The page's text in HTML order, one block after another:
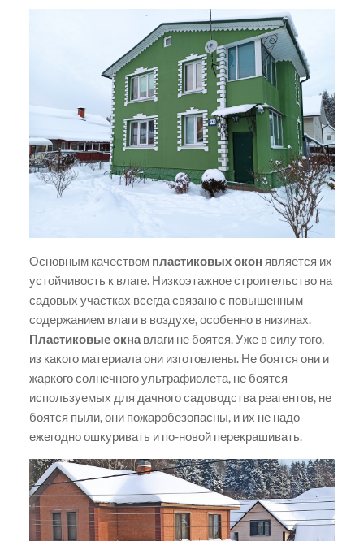
Основным качеством пластиковых окон является их
устойчивость к влаге. Низкоэтажное строительство на
садовых участках всегда связано с повышенным
содержанием влаги в воздухе, особенно в низинах.
Пластиковые окна влаги не боятся. Уже в силу того,
из какого материала они изготовлены. Не боятся они и
жаркого солнечного ультрафиолета, не боятся
используемых для дачного садоводства реагентов, не
боятся пыли, они пожаробезопасны, и их не надо
ежегодно ошкуривать и по-новой перекрашивать.